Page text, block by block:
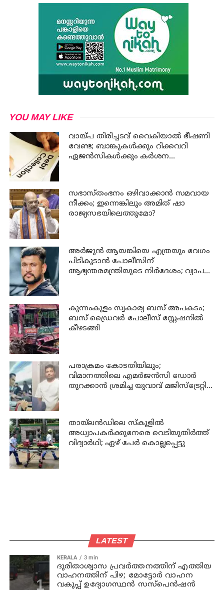
YOU MAY LIKE
വായ്പ തിരിച്ചടവ് വൈകിയാൽ ഭീഷണി
വേണ്ട; ബാങ്കുകൾക്കും റിക്കവറി
ഏജൻസികൾക്കും കർശന
സഭാസ്തംഭനം ഒഴിവാക്കാൻ സമവായ
നീക്കം; ഇന്നെങ്കിലും അമിത് ഷാ
രാജ്യസഭയിലെത്തുമോ?
അര്‍ജുന്‍ ആയങ്കിയെ എത്രയും വേഗം
പിടികൂടാന്‍ പോലീസിന്
ആഭ്യന്തരമന്ത്രിയുടെ നിര്‍ദേശം; വ്യാപക
കുന്നംകുളം സ്വകാര്യ ബസ് അപകടം;
ബസ് ഡ്രൈവര്‍ പോലീസ് സ്റ്റേഷനില്‍
കീഴടങ്ങി
പരാക്രമം കോടതിയിലും;
വിമാനത്തിലെ എമര്‍ജന്‍സി ഡോര്‍
തുറക്കാന്‍ ശ്രമിച്ച യുവാവ് മജിസ്ട്രേറ്റിന്
തായ്‌ലന്‍ഡിലെ സ്കൂളിൽ
അധ്യാപകര്‍ക്കുനേരെ വെടിയുതിർത്ത്
വിദ്യാർഥി; ഏഴ് പേര്‍ കൊല്ലപ്പെട്ടു
LATEST
KERALA 3 min
ദുരിതാശ്വാസ പ്രവര്‍ത്തനത്തിന് എത്തിയ
വാഹനത്തിന് പിഴ; മോട്ടോര്‍ വാഹന
വകുപ്പ് ഉദ്യോഗസ്ഥന്‍ സസ്‌പെന്‍ഷന്‍